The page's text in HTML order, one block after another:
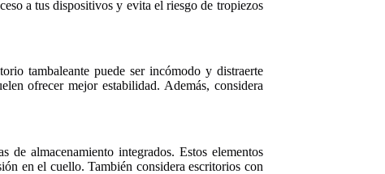
a tus dispositivos y evita el riesgo de tropiezos
tambaleante puede ser incómodo y distraerte
ofrecer mejor estabilidad. Además, considera
de almacenamiento integrados. Estos elementos
en el cuello. También considera escritorios con